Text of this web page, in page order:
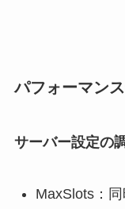
パフォーマン
サーバー設定の
MaxSlots：